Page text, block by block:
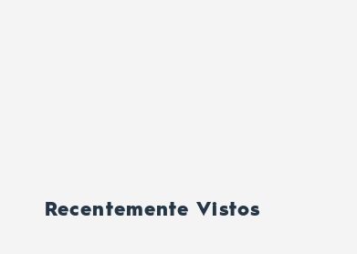
Recentemente Vistos